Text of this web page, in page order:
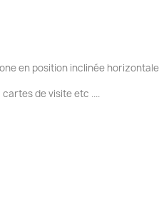
en position inclinée
de visite etc ....